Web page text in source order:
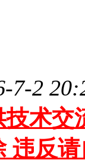
7-2
术交
违反